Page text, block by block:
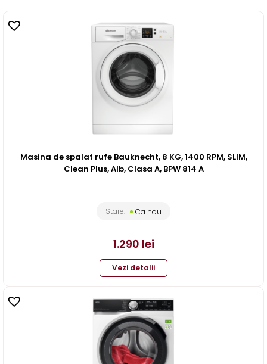
Masina de spalat rufe Bauknecht, 8 KG, 1400 RPM, SLIM,
Clean Plus, Alb, Clasa A, BPW 814 A
Stare: Ca nou
1.290 lei
Vezi detalii